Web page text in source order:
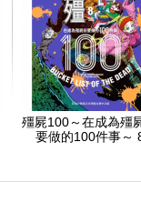
殭屍100～在成為殭
要做的100件事～